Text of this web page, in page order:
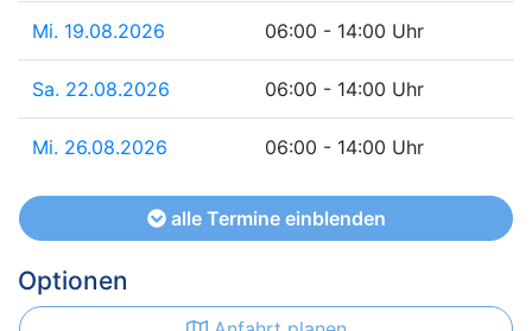
Mi. 19.08.2026 06:00 - 14:00 Uhr
Sa. 22.08.2026 06:00 - 14:00 Uhr
Mi. 26.08.2026 06:00 - 14:00 Uhr
alle Termine einblenden
Optionen